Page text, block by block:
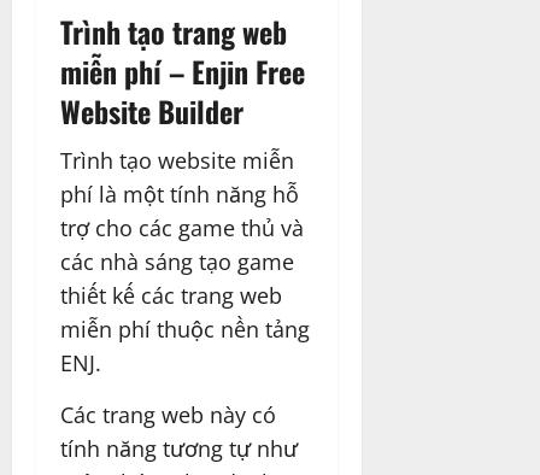
Trình tạo trang web
miễn phí – Enjin Free
Website Builder
Trình tạo website miễn
phí là một tính năng hỗ
trợ cho các game thủ và
các nhà sáng tạo game
thiết kế các trang web
miễn phí thuộc nền tảng
ENJ.
Các trang web này có
tính năng tương tự như